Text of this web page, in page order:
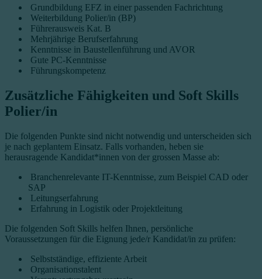
Grundbildung EFZ in einer passenden Fachrichtung
Weiterbildung Polier/in (BP)
Führerausweis Kat. B
Mehrjährige Berufserfahrung
Kenntnisse in Baustellenführung und AVOR
Gute PC-Kenntnisse
Führungskompetenz
Zusätzliche Fähigkeiten und Soft Skills
Polier/in
Die folgenden Punkte sind nicht notwendig und unterscheiden sich
je nach geplantem Einsatz. Falls vorhanden, heben sie
herausragende Kandidat*innen von der grossen Masse ab:
Branchenrelevante IT-Kenntnisse, zum Beispiel CAD oder
SAP
Leitungserfahrung
Erfahrung in Logistik oder Projektleitung
Die folgenden Soft Skills helfen Ihnen, persönliche
Voraussetzungen für die Eignung jede/r Kandidat/in zu prüfen:
Selbstständige, effiziente Arbeit
Organisationstalent